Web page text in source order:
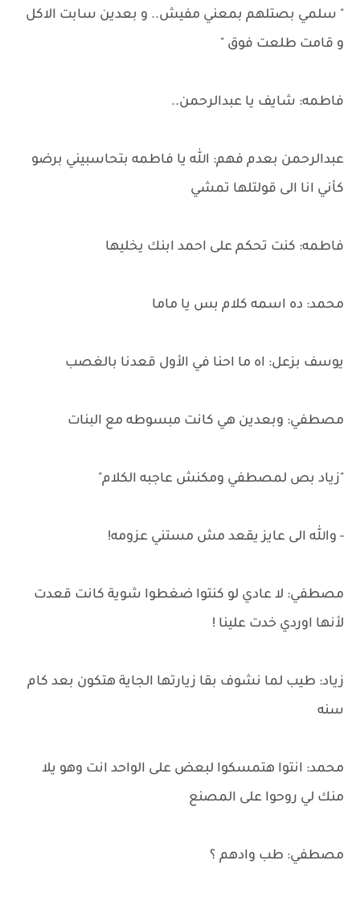
" سلمي بصتلهم بمعني مفيش.. و بعدين سابت الاكل
و قامت طلعت فوق "
فاطمه: شايف يا عبدالرحمن..
عبدالرحمن بعدم فهم: الله يا فاطمه بتحاسبيني برضو
كأني انا الى قولتلها تمشي
فاطمه: كنت تحكم على احمد ابنك يخليها
محمد: ده اسمه كلام بس يا ماما
يوسف بزعل: اه ما احنا في الأول قعدنا بالغصب
مصطفي: وبعدين هي كانت مبسوطه مع البنات
"زياد بص لمصطفي ومكنش عاجبه الكلام"
- والله الى عايز يقعد مش مستني عزومه!
مصطفي: لا عادي لو كنتوا ضغطوا شوية كانت قعدت
لأنها اوردي خدت علينا !
زياد: طيب لما نشوف بقا زيارتها الجاية هتكون بعد كام
سنه
محمد: انتوا هتمسكوا لبعض على الواحد انت وهو يلا
منك لي روحوا على المصنع
مصطفي: طب وادهم ؟